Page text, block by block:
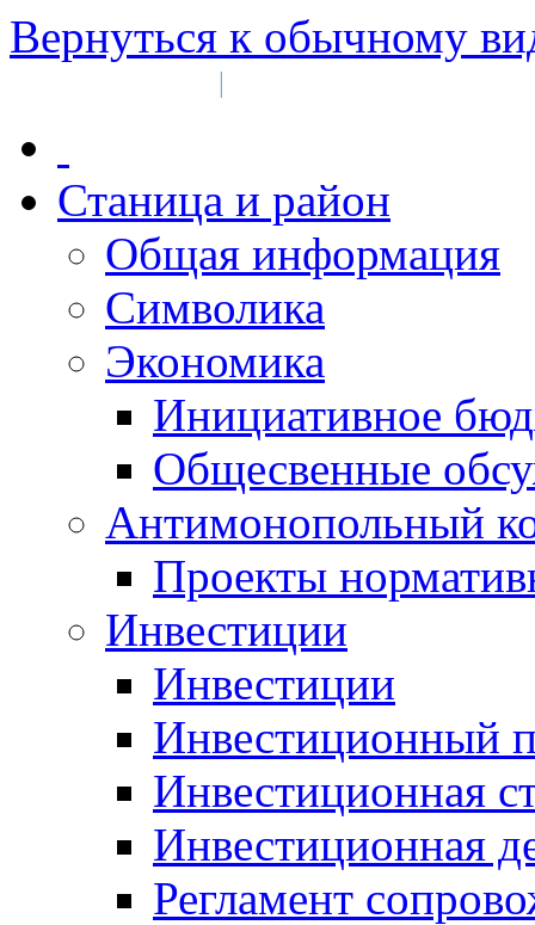
Вернуться к обычному
|
Станица и район
Общая информация
Символика
Экономика
Инициативное
Общесвенные
Антимонопольный
Проекты
Инвестиции
Инвестиции
Инвестиционный
Инвестиционная
Инвестиционная
Регламент